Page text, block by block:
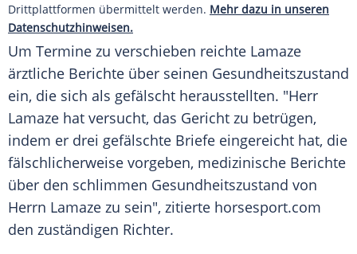
Drittplattformen übermittelt werden. Mehr dazu in unseren
Datenschutzhinweisen.
Um Termine zu verschieben reichte Lamaze
ärztliche Berichte über seinen Gesundheitszustand
ein, die sich als gefälscht herausstellten. "Herr
Lamaze hat versucht, das Gericht zu betrügen,
indem er drei gefälschte Briefe eingereicht hat, die
fälschlicherweise vorgeben, medizinische Berichte
über den schlimmen Gesundheitszustand von
Herrn Lamaze zu sein", zitierte horsesport.com
den zuständigen Richter.